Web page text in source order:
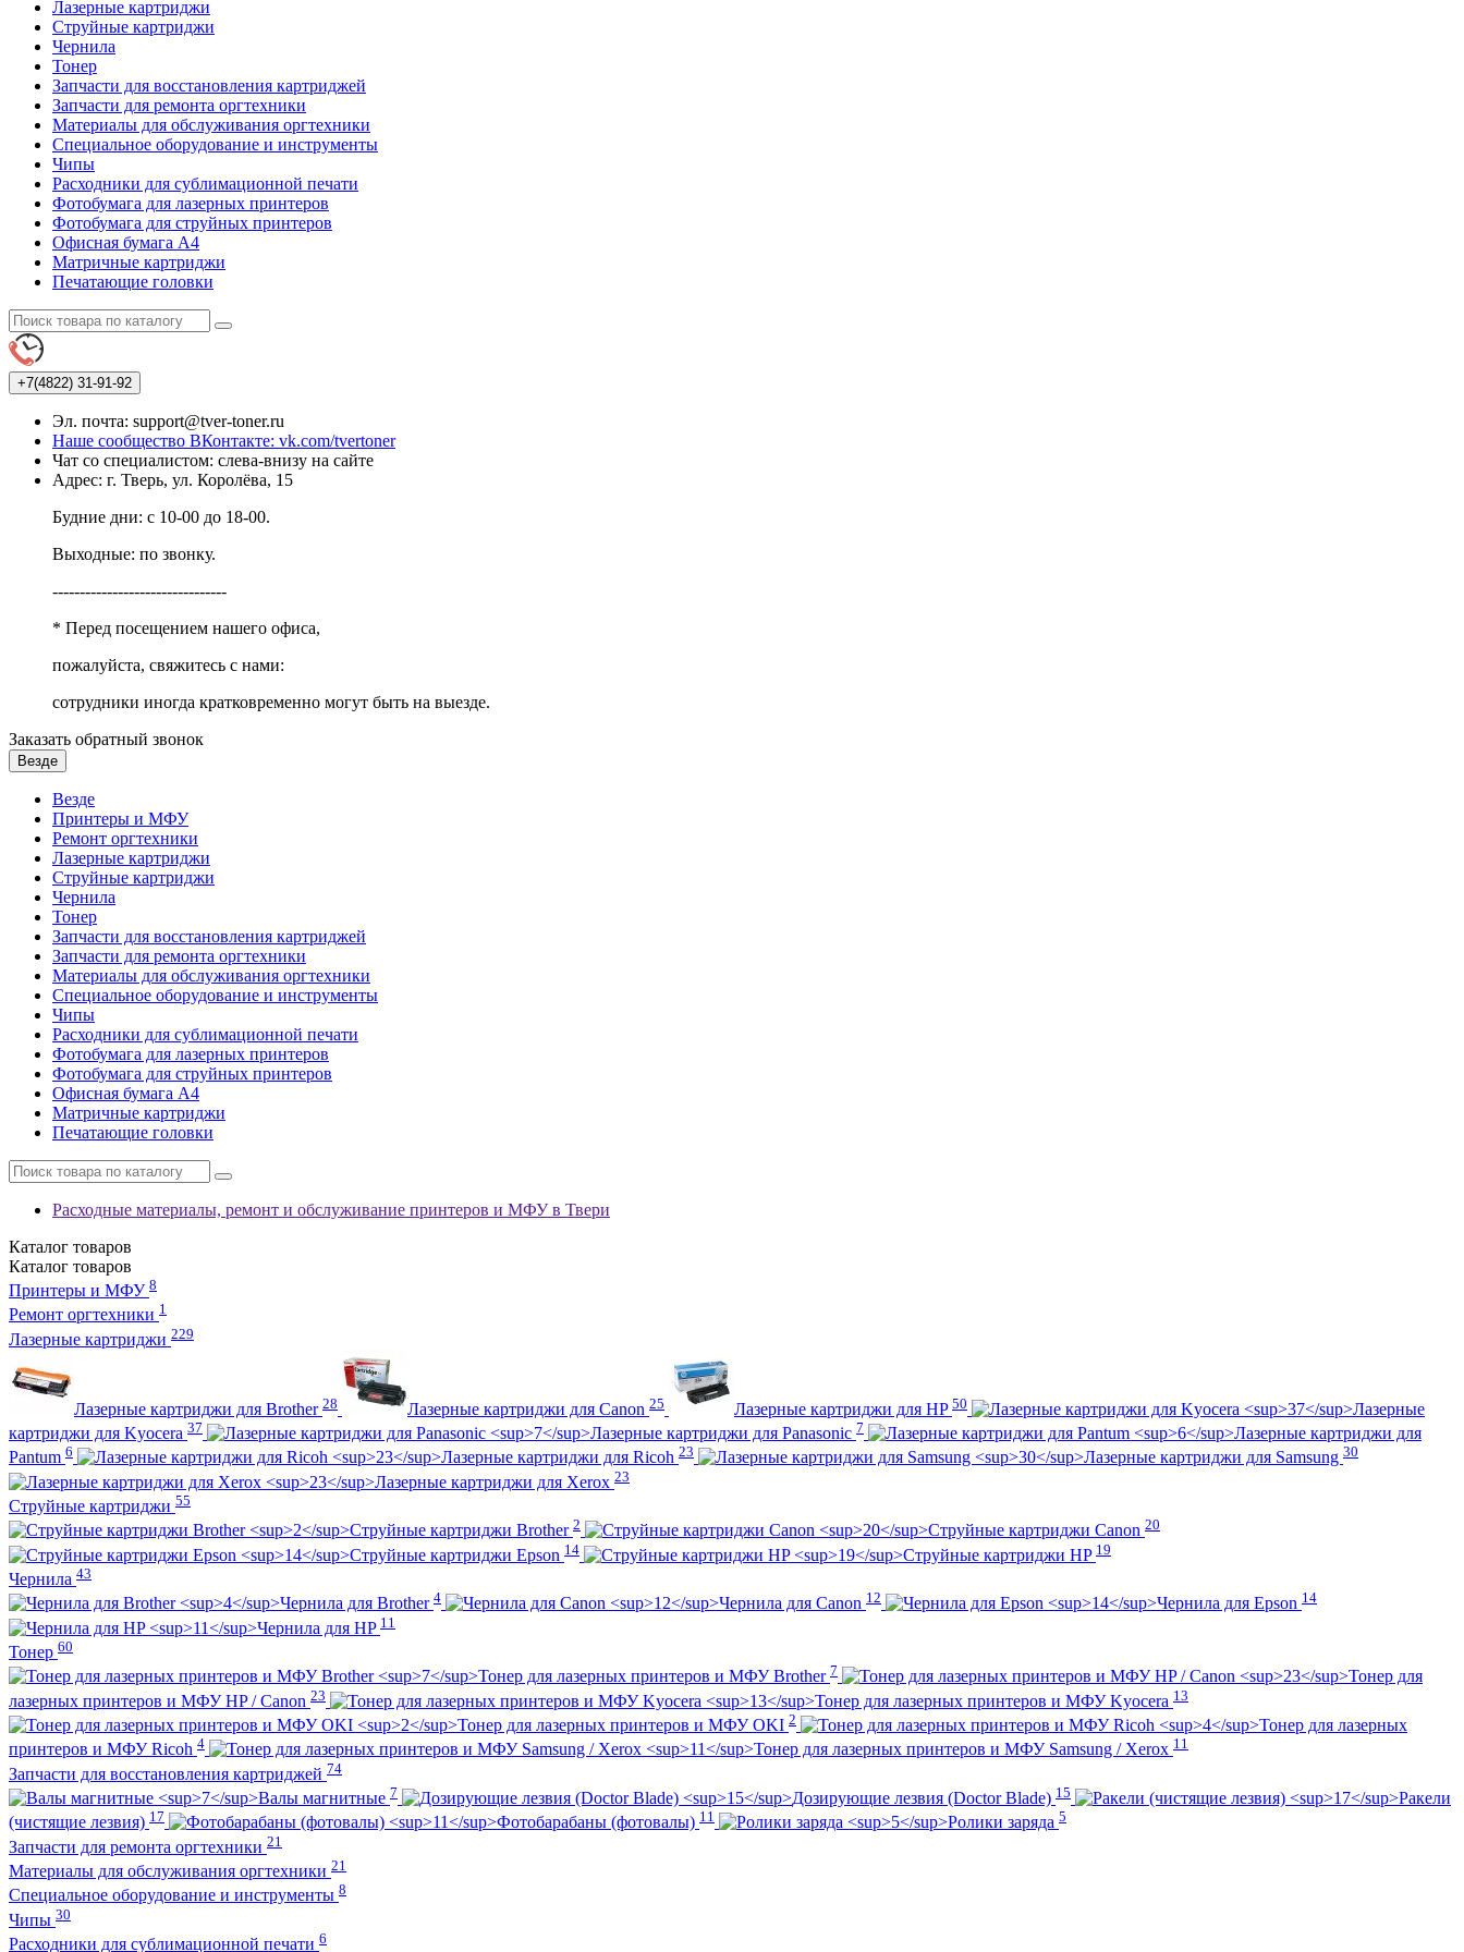
Лазерные картриджи
Струйные картриджи
Чернила
Тонер
Запчасти для восстановления картриджей
Запчасти для ремонта оргтехники
Материалы для обслуживания оргтехники
Специальное оборудование и инструменты
Чипы
Расходники для сублимационной печати
Фотобумага для лазерных принтеров
Фотобумага для струйных принтеров
Офисная бумага А4
Матричные картриджи
Печатающие головки
+7(4822) 31-91-92
Эл. почта: support@tver-toner.ru
Наше сообщество ВКонтакте: vk.com/tvertoner
Чат со специалистом: слева-внизу на сайте
Адрес: г. Тверь, ул. Королёва, 15
Будние дни: с 10-00 до 18-00.
Выходные: по звонку.
--------------------------------
* Перед посещением нашего офиса,
пожалуйста, свяжитесь с нами:
сотрудники иногда кратковременно могут быть на выезде.
Заказать обратный звонок
Везде
Везде
Принтеры и МФУ
Ремонт оргтехники
Лазерные картриджи
Струйные картриджи
Чернила
Тонер
Запчасти для восстановления картриджей
Запчасти для ремонта оргтехники
Материалы для обслуживания оргтехники
Специальное оборудование и инструменты
Чипы
Расходники для сублимационной печати
Фотобумага для лазерных принтеров
Фотобумага для струйных принтеров
Офисная бумага А4
Матричные картриджи
Печатающие головки
Расходные материалы, ремонт и обслуживание принтеров и МФУ в Твери
Каталог товаров
Каталог товаров
Принтеры и МФУ 8
Ремонт оргтехники 1
Лазерные картриджи 229
Лазерные картриджи для Brother 28 Лазерные картриджи для Canon 25 Лазерные картриджи для HP 50
Лазерные
картриджи для Kyocera 37 Лазерные картриджи для Panasonic 7
Лазерные картриджи для
Pantum 6 Лазерные картриджи для Ricoh 23 Лазерные картриджи для Samsung 30
Лазерные картриджи для Xerox 23
Струйные картриджи 55
Струйные картриджи Brother 2 Струйные картриджи Canon 20
Струйные картриджи Epson 14 Струйные картриджи HP 19
Чернила 43
Чернила для Brother 4 Чернила для Canon 12 Чернила для Epson 14
Чернила для HP 11
Тонер 60
Тонер для лазерных принтеров и МФУ Brother 7
Тонер для
лазерных принтеров и МФУ HP / Canon 23 Тонер для лазерных принтеров и МФУ Kyocera 13
Тонер для лазерных принтеров и МФУ OKI 2
Тонер для лазерных
принтеров и МФУ Ricoh 4 Тонер для лазерных принтеров и МФУ Samsung / Xerox 11
Запчасти для восстановления картриджей 74
Валы магнитные 7 Дозирующие лезвия (Doctor Blade) 15
Ракели
(чистящие лезвия) 17 Фотобарабаны (фотовалы) 11 Ролики заряда 5
Запчасти для ремонта оргтехники 21
Материалы для обслуживания оргтехники 21
Специальное оборудование и инструменты 8
Чипы 30
Расходники для сублимационной печати 6